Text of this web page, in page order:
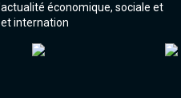
économique, sociale et
internation